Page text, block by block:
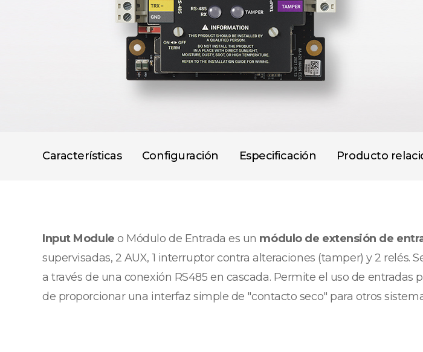
Características Configuración Especificación Producto
Input Module o Módulo de Entrada es un módulo de extensión de
supervisadas, 2 AUX, 1 interruptor contra alteraciones (tamper) y 2
a través de una conexión RS485 en cascada. Permite el uso de
de proporcionar una interfaz simple de "contacto seco" para otros